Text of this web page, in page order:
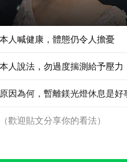
人喊健康，體態仍令人擔憂
人說法，勿過度揣測給予壓力
因為何，暫離鎂光燈休息是好
歡迎貼文分享你的看法）